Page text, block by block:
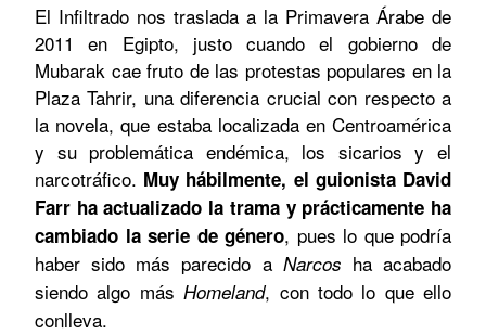
El Infiltrado nos traslada a la Primavera Árabe de
2011 en Egipto, justo cuando el gobierno de
Mubarak cae fruto de las protestas populares en la
Plaza Tahrir, una diferencia crucial con respecto a
la novela, que estaba localizada en Centroamérica
y su problemática endémica, los sicarios y el
narcotráfico. Muy hábilmente, el guionista David
Farr ha actualizado la trama y prácticamente ha
cambiado la serie de género, pues lo que podría
haber sido más parecido a Narcos ha acabado
siendo algo másHomeland, con todo lo que ello
conlleva.